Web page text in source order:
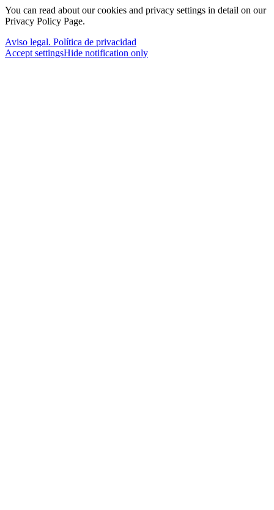
You can read about our cookies and privacy settings in detail on our
Privacy Policy Page.
Aviso legal. Política de privacidad
Accept settingsHide notification only